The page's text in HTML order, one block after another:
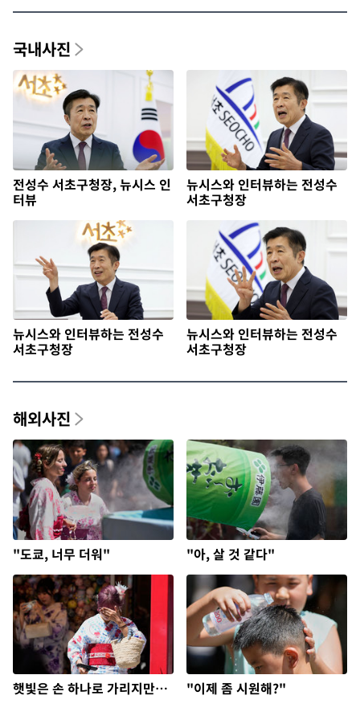
국내사진
전성수 서초구청장, 뉴시스 인
터뷰
뉴시스와 인터뷰하는 전성수
서초구청장
뉴시스와 인터뷰하는 전성수
서초구청장
뉴시스와 인터뷰하는 전성수
서초구청장
해외사진
"도쿄, 너무 더워" "아, 살 것 같다"
햇빛은 손 하나로 가리지만… "이제 좀 시원해?"